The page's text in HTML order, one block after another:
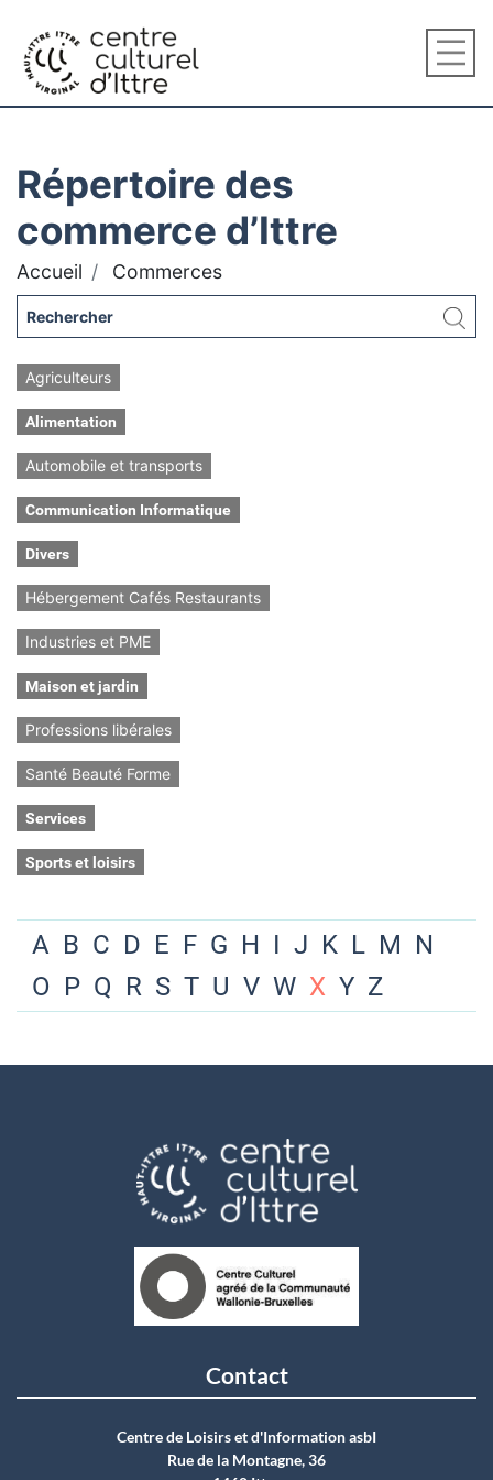
Répertoire des
commerce d’Ittre
Accueil Commerces
Agriculteurs
Alimentation
Automobile et transports
Communication Informatique
Divers
Hébergement Cafés Restaurants
Industries et PME
Maison et jardin
Professions libérales
Santé Beauté Forme
Services
Sports et loisirs
A B C D E F G H I J K L M N
O P Q R S T U V W X Y Z
Contact
Centre de Loisirs et d'Information asbI
Rue de la Montagne, 36